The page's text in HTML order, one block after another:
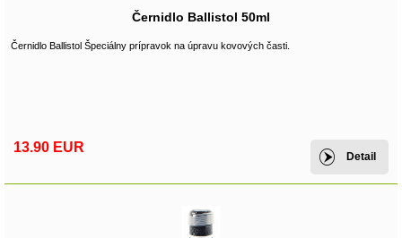
Černidlo Ballistol 50ml
Černidlo Ballistol Špeciálny prípravok na úpravu kovových časti.
13.90 EUR
Detail